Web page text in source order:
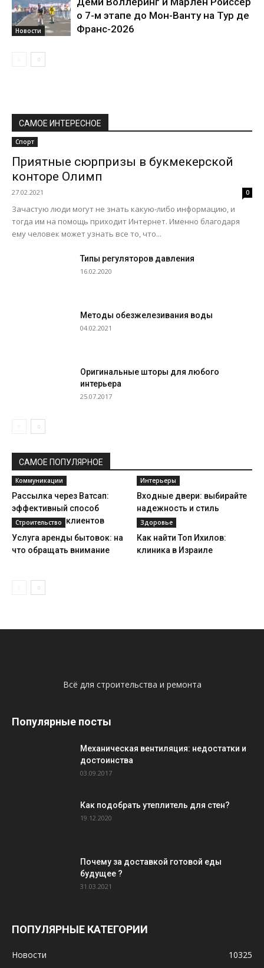
Новости
о 7-м этапе до Мон-Ванту на Тур де
Франс-2026
САМОЕ ИНТЕРЕСНОЕ
Спорт
Приятные сюрпризы в букмекерской
конторе Олимп
27.02.2021 0
Зачастую люди могут не знать какую-либо информацию, и
тогда им на помощь приходит Интернет. Именно благодаря
ему человек может узнать все то, что...
Типы регуляторов давления
16.02.2020
Методы обезжелезивания воды
04.02.2021
Оригинальные шторы для любого
интерьера
25.07.2017
САМОЕ ПОПУЛЯРНОЕ
Коммуникации
Рассылка через Ватсап:
эффективный способ
привлечения клиентов
Интерьеры
Входные двери: выбирайте
надежность и стиль
Строительство
Услуга аренды бытовок: на
что обращать внимание
Здоровье
Как найти Топ Ихилов:
клиника в Израиле
Всё для строительства и ремонта
Популярные посты
Механическая вентиляция: недостатки и
достоинства
03.09.2017
Как подобрать утеплитель для стен?
19.12.2020
Почему за доставкой готовой еды
будущее ?
31.03.2021
ПОПУЛЯРНЫЕ КАТЕГОРИИ
Новости
10325